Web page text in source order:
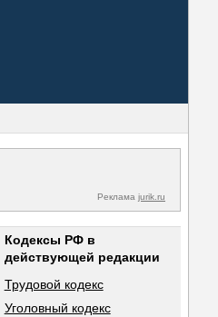
Реклама jurik.ru
Кодексы РФ в
действующей редакции
Трудовой кодекс
Уголовный кодекс